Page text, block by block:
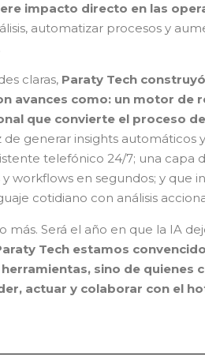
impacto directo en las
automatizar procesos y
claras, Paraty Tech
avances como: un motor de
que convierte el proceso
de generar insights
telefónico 24/7; una
workflows en segundos; y que
cotidiano con análisis
más. Será el año en que la IA
Tech estamos
sino de quienes
actuar y colaborar con el